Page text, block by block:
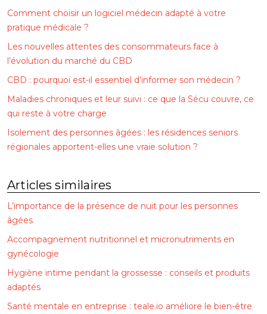
Comment choisir un logiciel médecin adapté à votre
pratique médicale ?
Les nouvelles attentes des consommateurs face à
l’évolution du marché du CBD
CBD : pourquoi est-il essentiel d’informer son médecin ?
Maladies chroniques et leur suivi : ce que la Sécu couvre, ce
qui reste à votre charge
Isolement des personnes âgées : les résidences seniors
régionales apportent-elles une vraie solution ?
Articles similaires
L’importance de la présence de nuit pour les personnes
âgées
Accompagnement nutritionnel et micronutriments en
gynécologie
Hygiène intime pendant la grossesse : conseils et produits
adaptés
Santé mentale en entreprise : teale.io améliore le bien-être